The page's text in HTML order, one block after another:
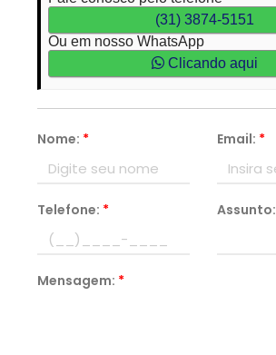
(31) 3874-5151
Ou em nosso WhatsApp
Clicando aqui
Nome: * Email: *
Telefone: * Assunto:
Mensagem: *